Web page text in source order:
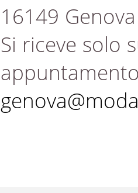
16149 Genova
Si riceve solo